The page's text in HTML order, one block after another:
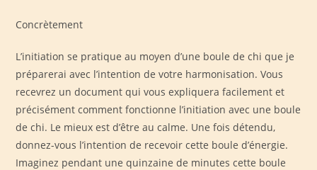
Concrètement
L’initiation se pratique au moyen d’une boule de chi que je
préparerai avec l’intention de votre harmonisation. Vous
recevrez un document qui vous expliquera facilement et
précisément comment fonctionne l’initiation avec une boule
de chi. Le mieux est d’être au calme. Une fois détendu,
donnez-vous l’intention de recevoir cette boule d’énergie.
Imaginez pendant une quinzaine de minutes cette boule